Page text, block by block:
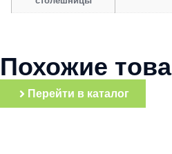
Похожие
Перейти в каталог